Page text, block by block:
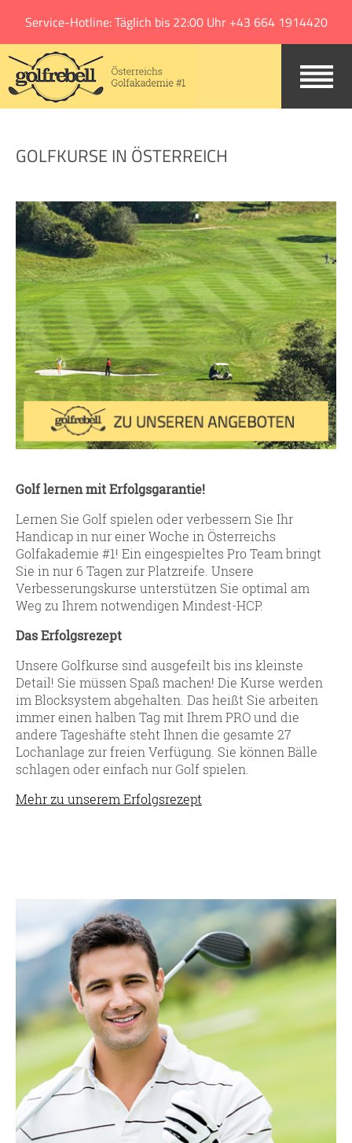
Service-Hotline: Täglich bis 22:00 Uhr +43 664 1914420
GOLFKURSE IN ÖSTERREICH
Golf lernen mit Erfolgsgarantie!
Lernen Sie Golf spielen oder verbessern Sie Ihr
Handicap in nur einer Woche in Österreichs
Golfakademie #1! Ein eingespieltes Pro Team bringt
Sie in nur 6 Tagen zur Platzreife. Unsere
Verbesserungskurse unterstützen Sie optimal am
Weg zu Ihrem notwendigen Mindest-HCP.
Das Erfolgsrezept
Unsere Golfkurse sind ausgefeilt bis ins kleinste
Detail! Sie müssen Spaß machen! Die Kurse werden
im Blocksystem abgehalten. Das heißt Sie arbeiten
immer einen halben Tag mit Ihrem PRO und die
andere Tageshäfte steht Ihnen die gesamte 27
Lochanlage zur freien Verfügung. Sie können Bälle
schlagen oder einfach nur Golf spielen.
Mehr zu unserem Erfolgsrezept